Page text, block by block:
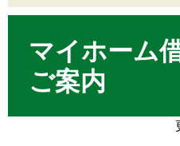
マイホーム
ご案内